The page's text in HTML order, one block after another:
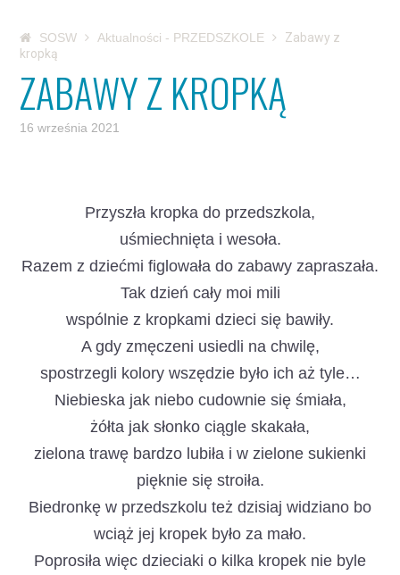
SOSW Aktualności - PRZEDSZKOLE
Zabawy z
kropką
ZABAWY Z KROPKĄ
16 września 2021
Przyszła kropka do przedszkola,
uśmiechnięta i wesoła.
Razem z dziećmi figlowała do zabawy zapraszała.
Tak dzień cały moi mili
wspólnie z kropkami dzieci się bawiły.
A gdy zmęczeni usiedli na chwilę,
spostrzegli kolory wszędzie było ich aż tyle…
Niebieska jak niebo cudownie się śmiała,
żółta jak słonko ciągle skakała,
zielona trawę bardzo lubiła i w zielone sukienki
pięknie się stroiła.
Biedronkę w przedszkolu też dzisiaj widziano bo
wciąż jej kropek było za mało.
Poprosiła więc dzieciaki o kilka kropek nie byle